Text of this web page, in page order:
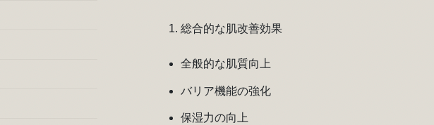
総合的な肌改善効果
全般的な肌質向上
バリア機能の強化
保湿力の向上